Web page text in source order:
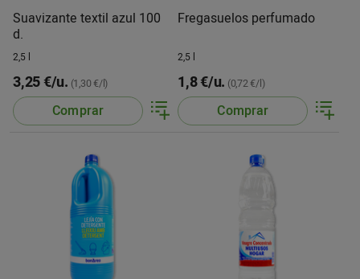
Suavizante textil azul 100
d.
2,5 l
3,25 €/u. (1,30 €/l)
Comprar
Fregasuelos perfumado
2,5 l
1,8 €/u. (0,72 €/l)
Comprar